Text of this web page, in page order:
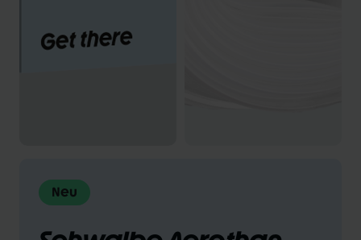
Neu